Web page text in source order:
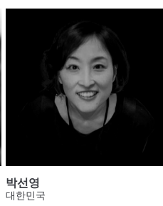
박선영
대한민국